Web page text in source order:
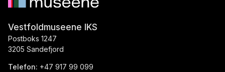
Vestfoldmuseene IKS
Postboks 1247
3205 Sandefjord
Telefon: +47 917 99 099